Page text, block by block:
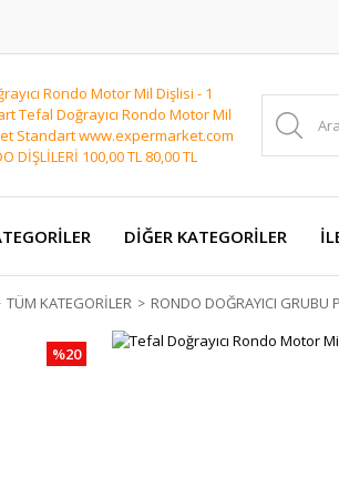
DİĞER KATEGORİLER
TÜM KATEGORİLER RONDO DOĞRAYICI GRUBU
%20